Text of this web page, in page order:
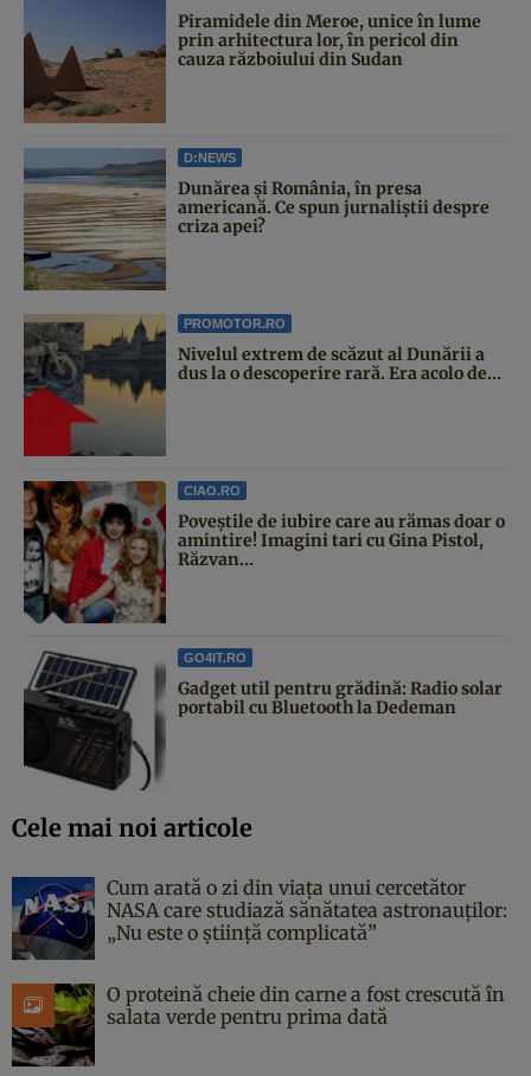
Piramidele din Meroe, unice în lume
prin arhitectura lor, în pericol din
cauza războiului din Sudan
D:NEWS
Dunărea și România, în presa
americană. Ce spun jurnaliștii despre
criza apei?
PROMOTOR.RO
Nivelul extrem de scăzut al Dunării a
dus la o descoperire rară. Era acolo de...
CIAO.RO
Poveştile de iubire care au rămas doar o
amintire! Imagini tari cu Gina Pistol,
Răzvan...
GO4IT.RO
Gadget util pentru grădină: Radio solar
portabil cu Bluetooth la Dedeman
Cele mai noi articole
Cum arată o zi din viața unui cercetător
NASA care studiază sănătatea astronauților:
„Nu este o știință complicată”
O proteină cheie din carne a fost crescută în
salata verde pentru prima dată